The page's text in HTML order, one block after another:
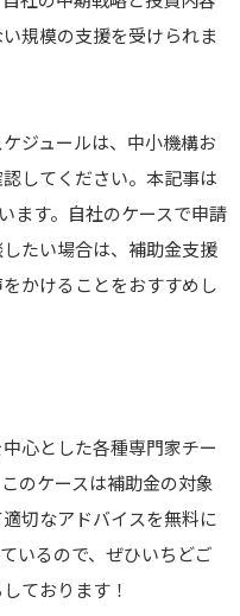
規模の支援を受けられま
ジュールは、中小機構お
してください。本記事は
ます。自社のケースで申請
たい場合は、補助金支援
かけることをおすすめし
心とした各種専門家チー
のケースは補助金の対象
切なアドバイスを無料に
いるので、ぜひいちどご
ております！